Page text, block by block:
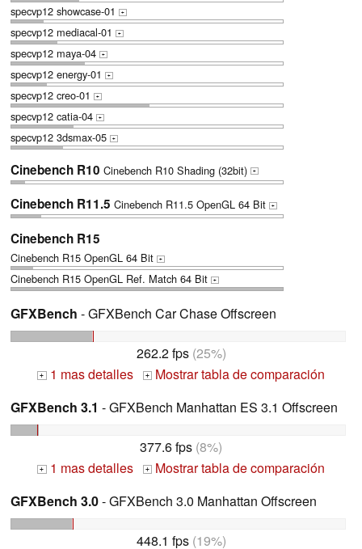
specvp12 showcase-01 +
specvp12 mediacal-01 +
specvp12 maya-04 +
specvp12 energy-01 +
specvp12 creo-01 +
specvp12 catia-04 +
specvp12 3dsmax-05 +
Cinebench R10 Cinebench R10 Shading (32bit) +
Cinebench R11.5 Cinebench R11.5 OpenGL 64 Bit +
Cinebench R15
Cinebench R15 OpenGL 64 Bit +
Cinebench R15 OpenGL Ref. Match 64 Bit +
GFXBench - GFXBench Car Chase Offscreen
262.2 fps(25%)
+ 1 mas detalles +
Mostrar tabla de comparación
GFXBench 3.1 - GFXBench Manhattan ES 3.1 Offscreen
377.6 fps (8%)
+ 1 mas detalles +
Mostrar tabla de comparación
GFXBench 3.0- GFXBench 3.0 Manhattan Offscreen
448.1 fps(19%)